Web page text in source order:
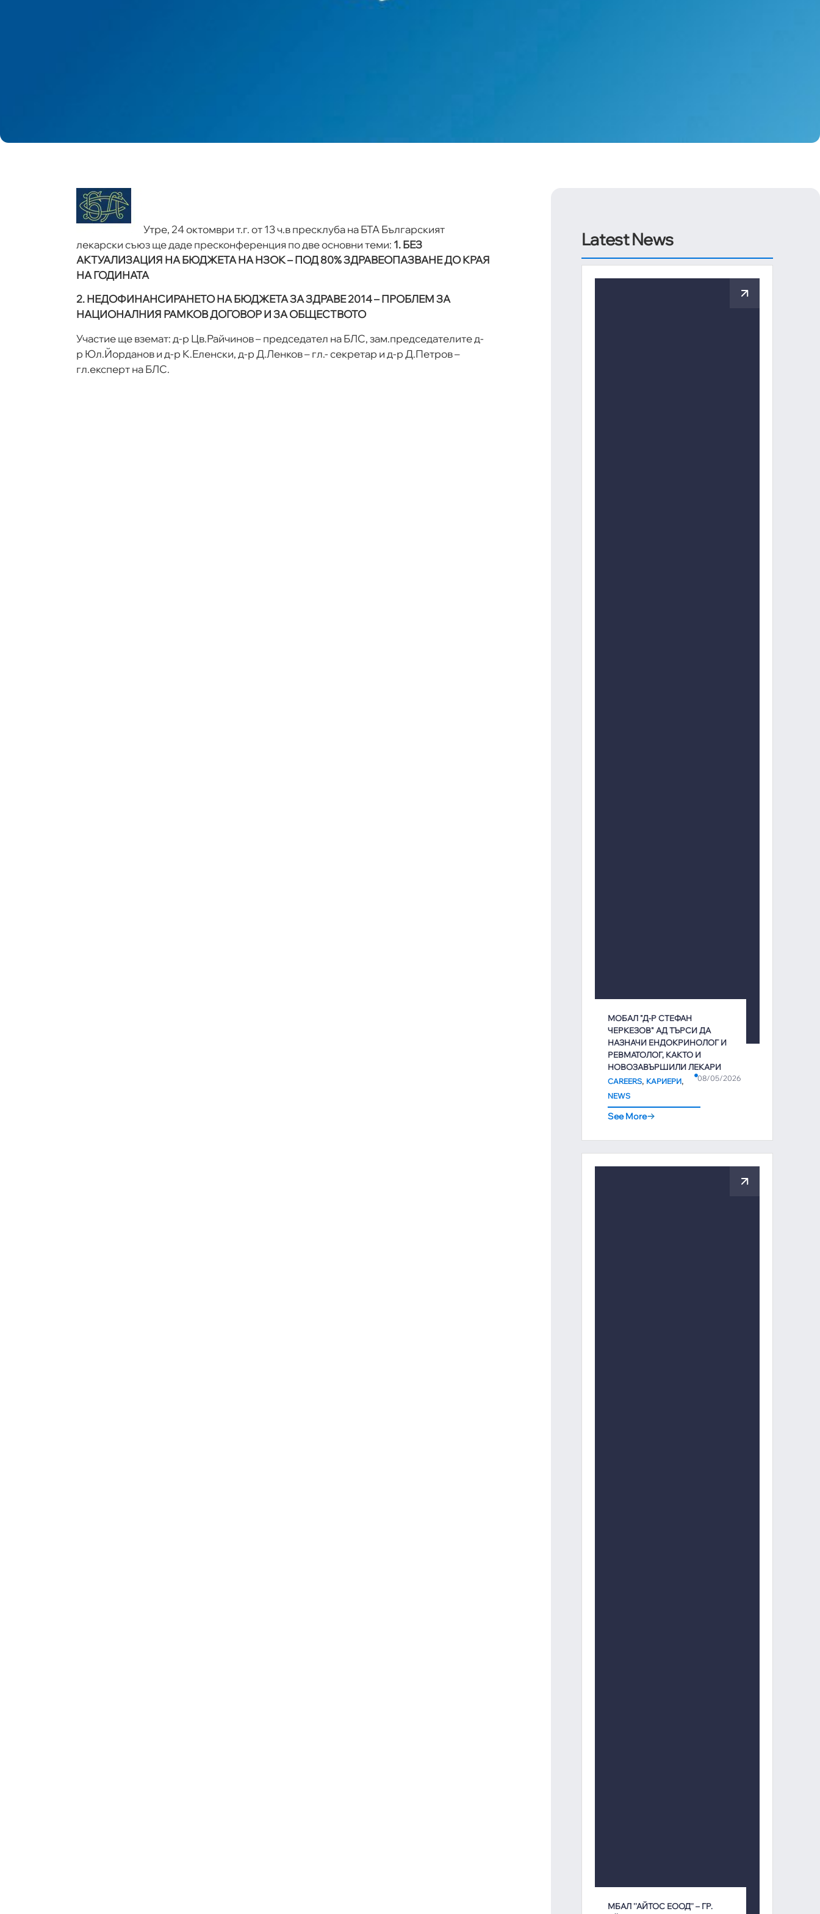
Утре, 24 октомври т.г. от 13 ч.в пресклуба на БТА Българският
лекарски съюз ще даде пресконференция по две основни теми: 1. БЕЗ
АКТУАЛИЗАЦИЯ НА БЮДЖЕТА НА НЗОК – ПОД 80% ЗДРАВЕОПАЗВАНЕ ДО КРАЯ
НА ГОДИНАТА
2. НЕДОФИНАНСИРАНЕТО НА БЮДЖЕТА ЗА ЗДРАВЕ 2014 – ПРОБЛЕМ ЗА
НАЦИОНАЛНИЯ РАМКОВ ДОГОВОР И ЗА ОБЩЕСТВОТО
Участие ще вземат: д-р Цв.Райчинов – председател на БЛС, зам.председателите д-
р Юл.Йорданов и д-р К.Еленски, д-р Д.Ленков – гл.- секретар и д-р Д.Петров –
гл.експерт на БЛС.
Latest News
МОБАЛ "Д-Р СТЕФАН
ЧЕРКЕЗОВ" АД ТЪРСИ ДА
НАЗНАЧИ ЕНДОКРИНОЛОГ И
РЕВМАТОЛОГ, КАКТО И
НОВОЗАВЪРШИЛИ ЛЕКАРИ
08/05/2026
CAREERS, КАРИЕРИ,
NEWS
See More
МБАЛ ''АЙТОС ЕООД'' – ГР.